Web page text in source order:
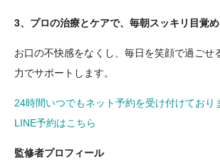
3、 プロの治療とケアで、毎朝スッキリ目覚
お口の不快感をなくし、毎日を笑顔で過ごせ
力でサポートします。
24時間いつでもネット予約を受け付けており
LINE予約はこちら
監修者プロフィール